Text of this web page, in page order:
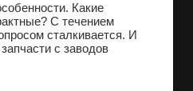
Какие
С течением
сталкивается. И
с заводов